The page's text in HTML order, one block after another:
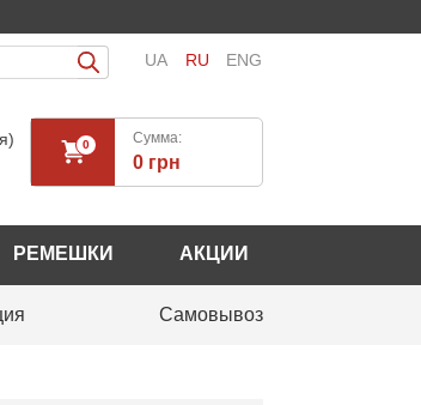
UA RU ENG
0 Cумма:
0 грн
РЕМЕШКИ АКЦИИ
Самовывоз